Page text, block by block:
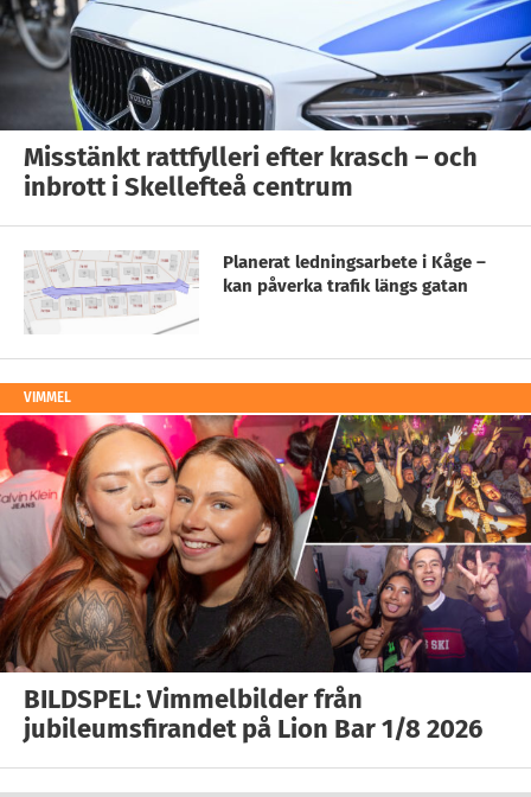
Misstänkt rattfylleri efter krasch – och
inbrott i Skellefteå centrum
Planerat ledningsarbete i Kåge –
kan påverka trafik längs gatan
VIMMEL
BILDSPEL: Vimmelbilder från
jubileumsfirandet på Lion Bar 1/8 2026